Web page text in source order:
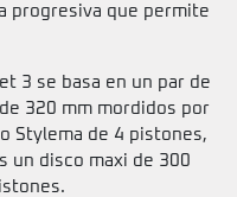
progresiva que permite
3 se basa en un par de
320 mm mordidos por
Stylema de 4 pistones,
un disco maxi de 300